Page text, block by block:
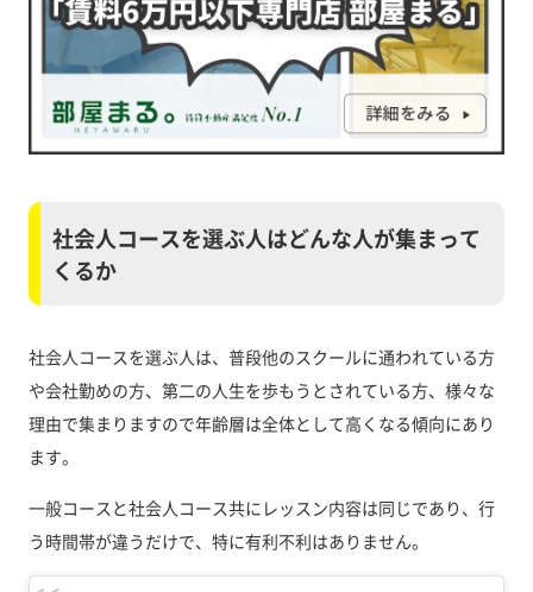
社会人コースを選ぶ人はどんな人が集まって
くるか
社会人コースを選ぶ人は、普段他のスクールに通われている方
や会社勤めの方、第二の人生を歩もうとされている方、様々な
理由で集まりますので年齢層は全体として高くなる傾向にあり
ます。
一般コースと社会人コース共にレッスン内容は同じであり、行
う時間帯が違うだけで、特に有利不利はありません。